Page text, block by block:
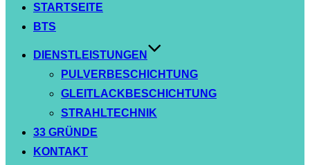
STARTSEITE
BTS
DIENSTLEISTUNGEN
PULVERBESCHICHTUNG
GLEITLACKBESCHICHTUNG
STRAHLTECHNIK
33 GRÜNDE
KONTAKT